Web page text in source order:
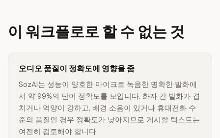
이 워크플로로 할 수 없는 것
오디오 품질이 정확도에 영향을 줌
SozAI는 성능이 양호한 마이크로 녹음한 명확한 발화에
서 약 99%의 단어 정확도를 보입니다. 화자 간 발화가 겹
치거나 억양이 강하고, 배경 소음이 있거나 휴대전화 수
준의 음질인 경우 정확도가 낮아지므로 게시할 텍스트는
여전히 검토해야 합니다.